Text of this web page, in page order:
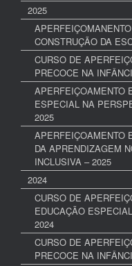
2025
CONSTRUÇÃO DA
CURSO DE
PRECOCE NA
APERFEIÇOAMENTO
ESPECIAL NA
2025
APERFEIÇOAMENTO
DA APRENDIZAGEM
INCLUSIVA – 2025
2024
CURSO DE
EDUCAÇÃO
2024
CURSO DE
PRECOCE NA